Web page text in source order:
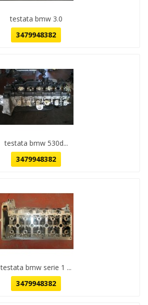
testata bmw 3.0
3479948382
testata bmw 530d...
3479948382
testata bmw serie 1 ...
3479948382